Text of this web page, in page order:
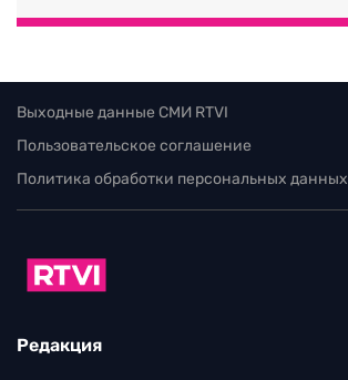
Выходные данные СМИ RTVI
Пользовательское соглашение
Политика обработки персональных данных
Редакция